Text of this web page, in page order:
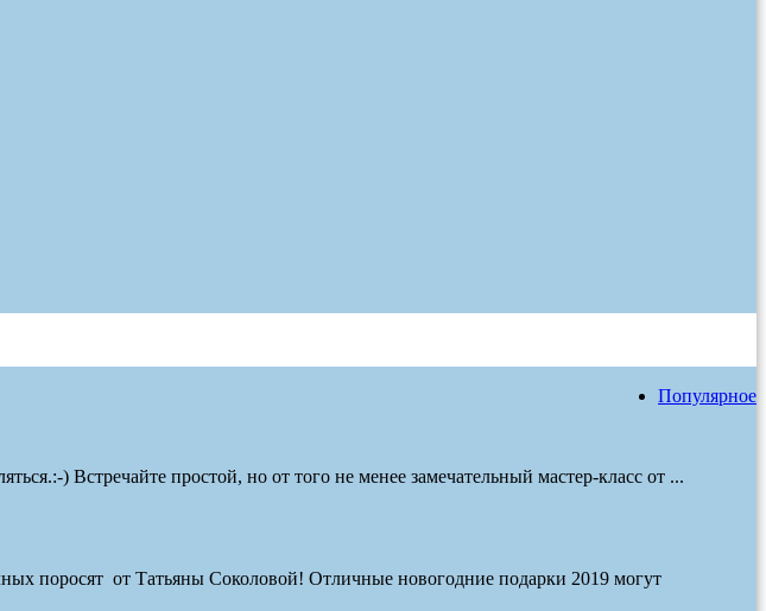
Популярное
) Встречайте простой, но от того не менее замечательный мастер-класс от ...
поросят от Татьяны Соколовой! Отличные новогодние подарки 2019 могут